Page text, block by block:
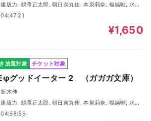
逢坂力, 鵜澤正太郎, 朝日奈丸佳, 本泉莉奈, 福緒唯, 水野
, 浜崎七海, 高木美佑, 阿保まりあ, 奥野香耶
04:47:21
¥1,650
放題対象 チケット対象
グッドイーター 2 （ガガガ文庫）
新木伸
逢坂力, 鵜澤正太郎, 朝日奈丸佳, 本泉莉奈, 福緒唯, 水野
, 高木美佑, 相田真花
04:58:55